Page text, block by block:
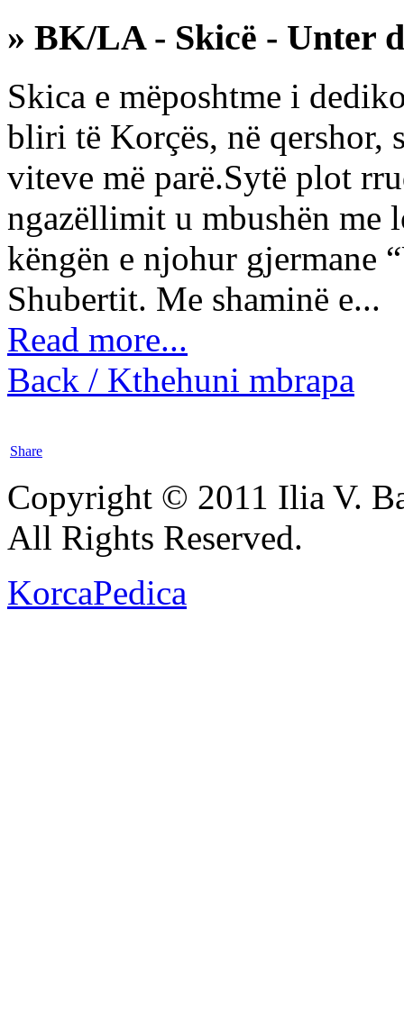
» BK/LA - Skicë - Unter
Skica e mëposhtme i
bliri të Korçës, në qershor,
viteve më parë.Sytë plot
ngazëllimit u mbushën me
këngën e njohur gjermane
Shubertit. Me shaminë e...
Read more...
Back / Kthehuni mbrapa
Share
Copyright © 2011 Ilia V.
All Rights Reserved.
KorcaPedica